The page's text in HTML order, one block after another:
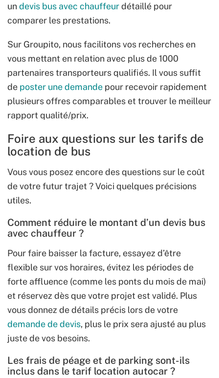
undevis bus avec chauffeurdétaillé pour
comparer les prestations.
Sur Groupito, nous facilitons vos recherches en
vous mettant en relation avec plus de 1000
partenaires transporteurs qualifiés. Il vous suffit
de poster une demande pour recevoir rapidement
plusieurs offres comparables et trouver le meilleur
rapport qualité/prix.
Foire aux questions sur les tarifs de
location de bus
Vous vous posez encore des questions sur le coût
de votre futur trajet ? Voici quelques précisions
utiles.
Comment réduire le montant d’un devis bus
avec chauffeur ?
Pour faire baisser la facture, essayez d’être
flexible sur vos horaires, évitez les périodes de
forte affluence (comme les ponts du mois de mai)
et réservez dès que votre projet est validé. Plus
vous donnez de détails précis lors de votre
demande de devis, plus le prix sera ajusté au plus
juste de vos besoins.
Les frais de péage et de parking sont-ils
inclus dans le tarif location autocar ?